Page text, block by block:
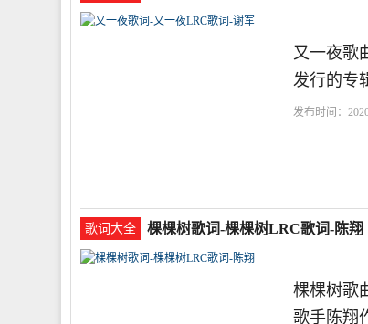
又一夜歌
发行的专
发布时间：
歌词大全 棵棵树歌词-棵棵树LRC歌词-陈翔
棵棵树歌
歌手陈翔